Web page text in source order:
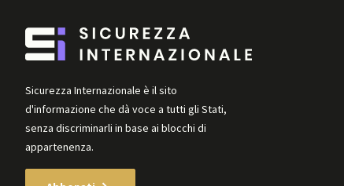
Sicurezza Internazionale è il sito
d'informazione che dà voce a tutti gli Stati,
senza discriminarli in base ai blocchi di
appartenenza.